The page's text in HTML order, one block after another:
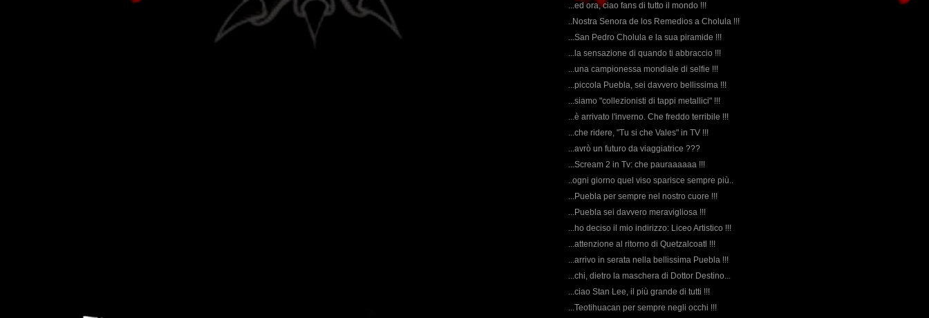
...ed ora, ciao fans di tutto il mondo !!!
..Nostra Senora de los Remedios a Cholula !!!
...San Pedro Cholula e la sua piramide !!!
...la sensazione di quando ti abbraccio !!!
...una campionessa mondiale di selfie !!!
...piccola Puebla, sei davvero bellissima !!!
...siamo "collezionisti di tappi metallici" !!!
...è arrivato l'inverno. Che freddo terribile !!!
...che ridere, "Tu si che Vales" in TV !!!
...avrò un futuro da viaggiatrice ???
...Scream 2 in Tv: che pauraaaaaa !!!
..ogni giorno quel viso sparisce sempre più..
...Puebla per sempre nel nostro cuore !!!
...Puebla sei davvero meravigliosa !!!
...ho deciso il mio indirizzo: Liceo Artistico !!!
...attenzione al ritorno di Quetzalcoatl !!!
...arrivo in serata nella bellissima Puebla !!!
...chi, dietro la maschera di Dottor Destino...
...ciao Stan Lee, il più grande di tutti !!!
...Teotihuacan per sempre negli occhi !!!